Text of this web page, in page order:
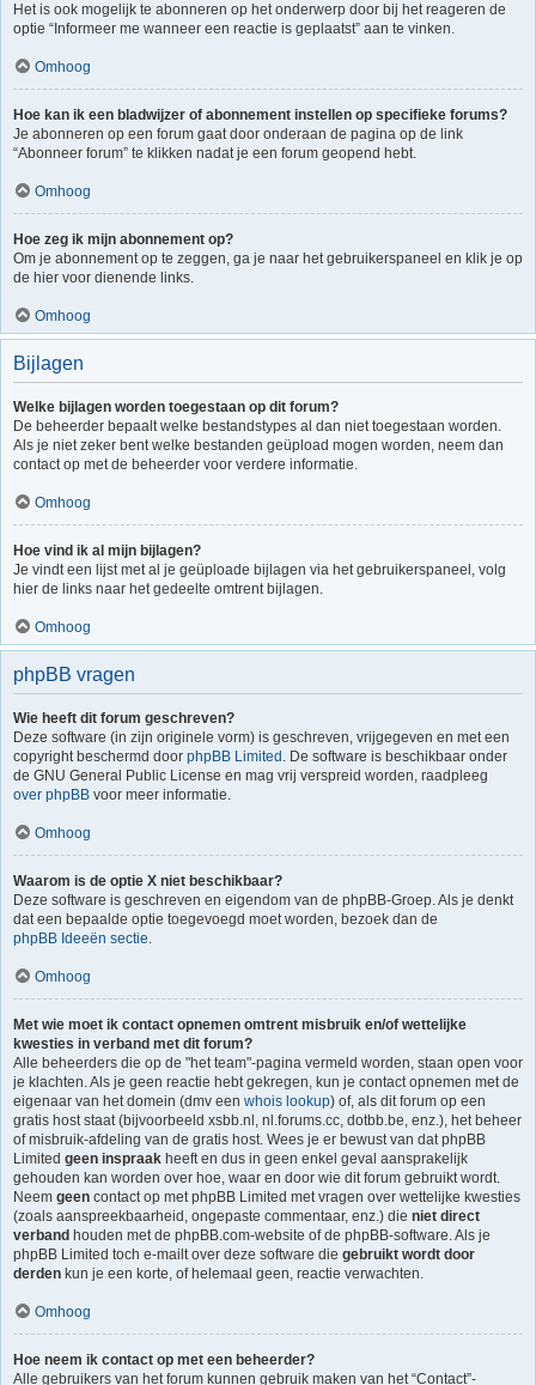
Het is ook mogelijk te abonneren op het onderwerp door bij het reageren de
optie “Informeer me wanneer een reactie is geplaatst” aan te vinken.
Omhoog
Hoe kan ik een bladwijzer of abonnement instellen op specifieke forums?
Je abonneren op een forum gaat door onderaan de pagina op de link
“Abonneer forum” te klikken nadat je een forum geopend hebt.
Omhoog
Hoe zeg ik mijn abonnement op?
Om je abonnement op te zeggen, ga je naar het gebruikerspaneel en klik je op
de hier voor dienende links.
Omhoog
Bijlagen
Welke bijlagen worden toegestaan op dit forum?
De beheerder bepaalt welke bestandstypes al dan niet toegestaan worden.
Als je niet zeker bent welke bestanden geüpload mogen worden, neem dan
contact op met de beheerder voor verdere informatie.
Omhoog
Hoe vind ik al mijn bijlagen?
Je vindt een lijst met al je geüploade bijlagen via het gebruikerspaneel, volg
hier de links naar het gedeelte omtrent bijlagen.
Omhoog
phpBB vragen
Wie heeft dit forum geschreven?
Deze software (in zijn originele vorm) is geschreven, vrijgegeven en met een
copyright beschermd door phpBB Limited . De software is beschikbaar onder
de GNU General Public License en mag vrij verspreid worden, raadpleeg
over phpBB voor meer informatie.
Omhoog
Waarom is de optie X niet beschikbaar?
Deze software is geschreven en eigendom van de phpBB-Groep. Als je denkt
dat een bepaalde optie toegevoegd moet worden, bezoek dan de
phpBB Ideeën sectie.
Omhoog
Met wie moet ik contact opnemen omtrent misbruik en/of wettelijke
kwesties in verband met dit forum?
Alle beheerders die op de "het team"-pagina vermeld worden, staan open voor
je klachten. Als je geen reactie hebt gekregen, kun je contact opnemen met de
eigenaar van het domein (dmv een whois lookup) of, als dit forum op een
gratis host staat (bijvoorbeeld xsbb.nl, nl.forums.cc, dotbb.be, enz.), het beheer
of misbruik-afdeling van de gratis host. Wees je er bewust van dat phpBB
Limited geen inspraak heeft en dus in geen enkel geval aansprakelijk
gehouden kan worden over hoe, waar en door wie dit forum gebruikt wordt.
Neem geen contact op met phpBB Limited met vragen over wettelijke kwesties
(zoals aanspreekbaarheid, ongepaste commentaar, enz.) die niet direct
verband houden met de phpBB.com-website of de phpBB-software. Als je
phpBB Limited toch e-mailt over deze software die gebruikt wordt door
derden kun je een korte, of helemaal geen, reactie verwachten.
Omhoog
Hoe neem ik contact op met een beheerder?
Alle gebruikers van het forum kunnen gebruik maken van het “Contact”-